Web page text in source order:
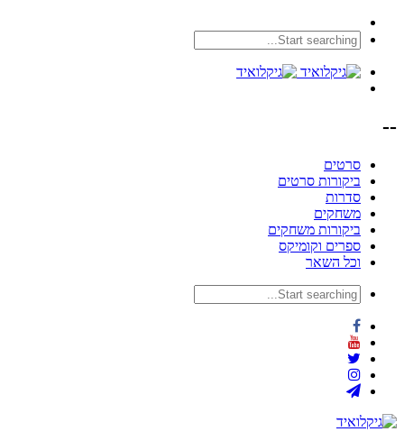
--
סרטים
ביקורות סרטים
סדרות
משחקים
ביקורות משחקים
ספרים וקומיקס
וכל השאר